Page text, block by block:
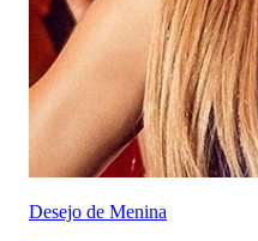
Desejo de Menina